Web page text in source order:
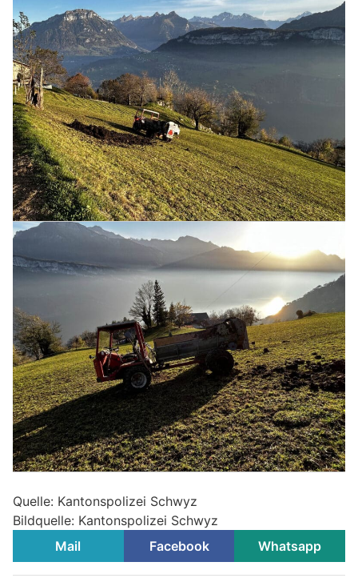
Quelle: Kantonspolizei Schwyz
Bildquelle: Kantonspolizei Schwyz
Mail
Facebook Whatsapp